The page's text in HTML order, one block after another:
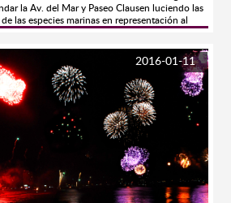
sus Municipios y Poblados, en esta ocasión
lugares Mágicos que el estado de Sinaloa te
oportunidad de conocer los Únicos
edecanes inscribirán a los participantes
de nuestras actividades. MAGNO
de Latinoamérica será el escenario del
importante de México, cerca de 400 mil
este proyecto que es ahora uno de los
por la gente Mazatleca, por seguridad de
te recomendamos hacer una doble fila
la oportunidad de fotografiar a todos los
sección especial en nuestra página web.
Destreza y Resistencia es lo que esta ruta
de participantes de la Ruta Extrema en la
2015, ven y disfruta de la ruta
ti, recuerda siempre llevar tu equipo de
la Av. del Mar y Paseo Clausen luciendo las
las especies marinas en representación al
2016-01-11